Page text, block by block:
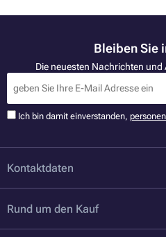
Bleiben Sie
Die neuesten Nachrichten
Ich bin damit einverstanden,
Kontaktdaten
Rund um den Kauf